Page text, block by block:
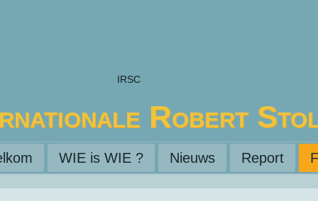
Robert
IRSC
WIE is WIE ? Nieuws Report